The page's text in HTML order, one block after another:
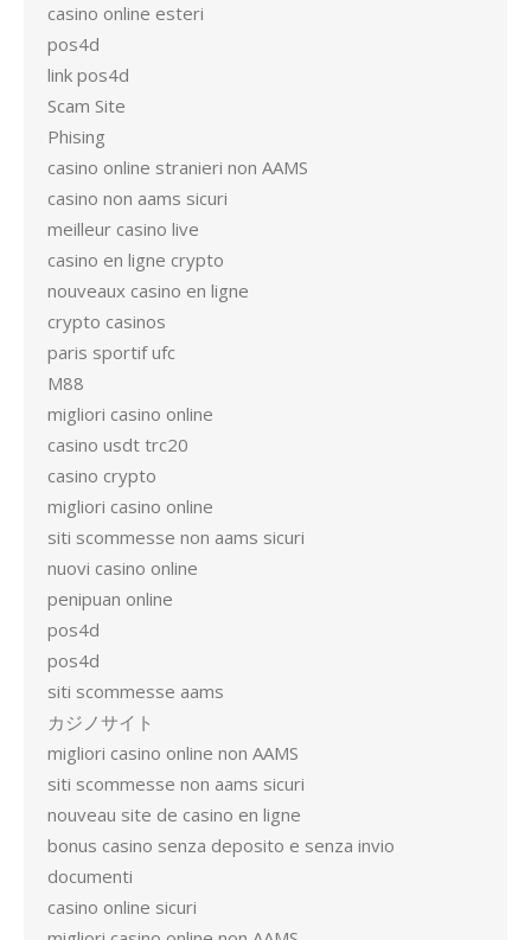
casino online esteri
pos4d
link pos4d
Scam Site
Phising
casino online stranieri non AAMS
casino non aams sicuri
meilleur casino live
casino en ligne crypto
nouveaux casino en ligne
crypto casinos
paris sportif ufc
M88
migliori casino online
casino usdt trc20
casino crypto
migliori casino online
siti scommesse non aams sicuri
nuovi casino online
penipuan online
pos4d
pos4d
siti scommesse aams
カジノサイト
migliori casino online non AAMS
siti scommesse non aams sicuri
nouveau site de casino en ligne
bonus casino senza deposito e senza invio
documenti
casino online sicuri